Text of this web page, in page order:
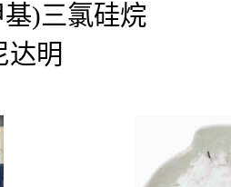
基)三氯硅烷
达明